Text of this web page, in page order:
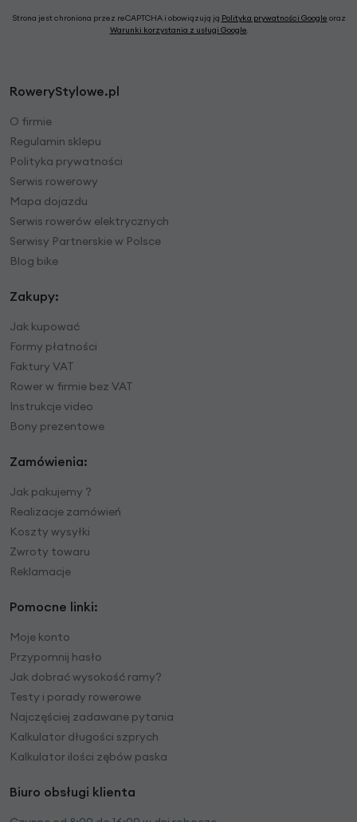
Strona jest chroniona przez reCAPTCHA i obowiązują ją Polityka prywatności Google oraz
Warunki korzystania z usługi Google.
RoweryStylowe.pl
O firmie
Regulamin sklepu
Polityka prywatności
Serwis rowerowy
Mapa dojazdu
Serwis rowerów elektrycznych
Serwisy Partnerskie w Polsce
Blog bike
Zakupy:
Jak kupować
Formy płatności
Faktury VAT
Rower w firmie bez VAT
Instrukcje video
Bony prezentowe
Zamówienia:
Jak pakujemy ?
Realizacje zamówień
Koszty wysyłki
Zwroty towaru
Reklamacje
Pomocne linki:
Moje konto
Przypomnij hasło
Jak dobrać wysokość ramy?
Testy i porady rowerowe
Najczęściej zadawane pytania
Kalkulator długości szprych
Kalkulator ilości zębów paska
Biuro obsługi klienta